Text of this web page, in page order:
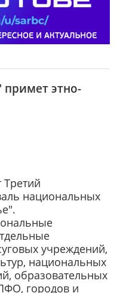
этно-
Третий
национальных
учреждений,
национальных
образовательных
городов и